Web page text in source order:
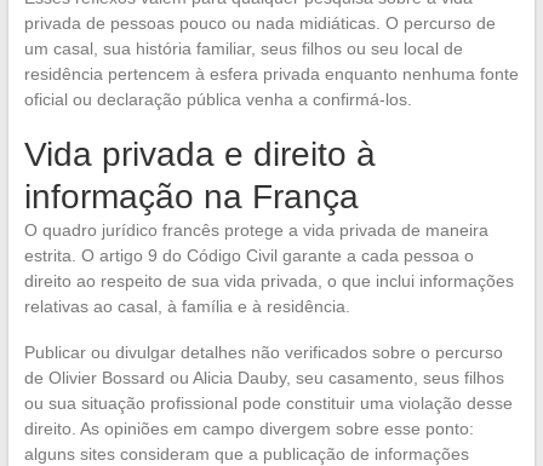
privada de pessoas pouco ou nada midiáticas. O percurso de
um casal, sua história familiar, seus filhos ou seu local de
residência pertencem à esfera privada enquanto nenhuma fonte
oficial ou declaração pública venha a confirmá-los.
Vida privada e direito à
informação na França
O quadro jurídico francês protege a vida privada de maneira
estrita. O artigo 9 do Código Civil garante a cada pessoa o
direito ao respeito de sua vida privada, o que inclui informações
relativas ao casal, à família e à residência.
Publicar ou divulgar detalhes não verificados sobre o percurso
de Olivier Bossard ou Alicia Dauby, seu casamento, seus filhos
ou sua situação profissional pode constituir uma violação desse
direito. As opiniões em campo divergem sobre esse ponto:
alguns sites consideram que a publicação de informações